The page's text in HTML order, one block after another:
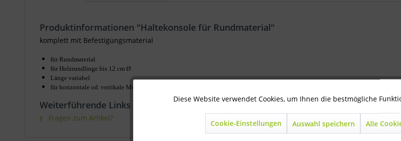
Produktinformationen "Haltekonsole für Rundmaterial"
komplett mit Befestigungsmaterial
für Rundmaterial
für Holzrundlinge bis 12 cm Ø
Länge variabel
für horizontale od. vertikale Montage
Weiterführende Links zu "Haltekonsole für Rundmaterial"
Fragen zum Artikel?
Technisch notwendig
Diese Website verwendet Cookies, um Ihnen die bestmögliche
Cookie-Einstellungen Auswahl speichern Alle